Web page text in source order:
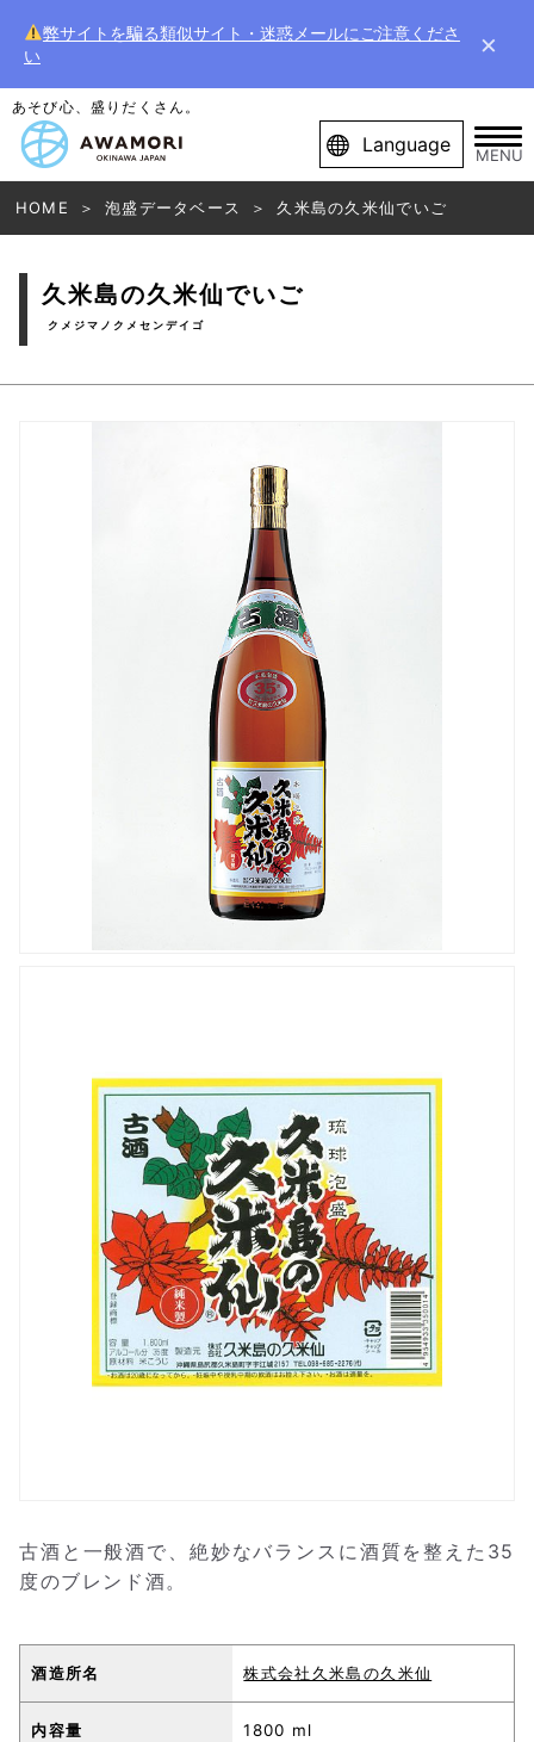
弊サイトを騙る類似サイト・迷惑メールにご注意くださ
い
×
あそび心、盛りだくさん。
Language MENU
HOME 泡盛データベース 久米島の久米仙でいご
久米島の久米仙でいご
クメジマノクメセンデイゴ
古酒と一般酒で、絶妙なバランスに酒質を整えた35
度のブレンド酒。
酒造所名 株式会社久米島の久米仙
内容量 1800 ml